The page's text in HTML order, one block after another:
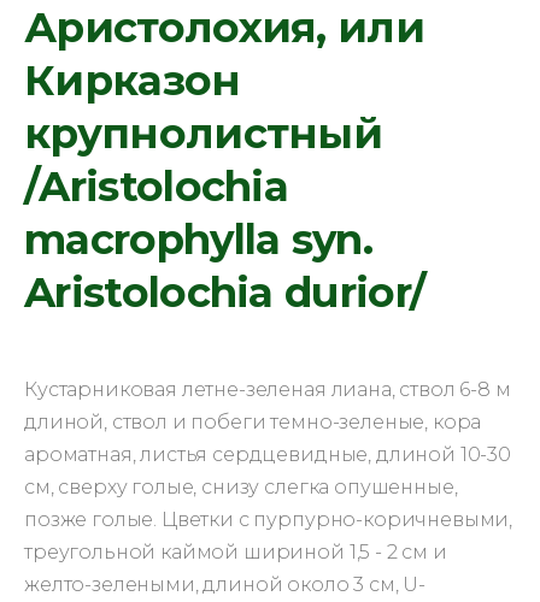
Аристолохия, или
Кирказон
крупнолистный
/Aristolochia
macrophylla syn.
Aristolochia durior/
Кустарниковая летне-зеленая лиана, ствол 6-8 м
длиной, ствол и побеги темно-зеленые, кора
ароматная, листья сердцевидные, длиной 10-30
см, сверху голые, снизу слегка опушенные,
позже голые. Цветки с пурпурно-коричневыми,
треугольной каймой шириной 1,5 - 2 см и
желто-зелеными, длиной около 3 см, U-